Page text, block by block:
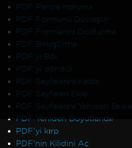
PDF Parola Koruma
PDF Formunu Düzleştir
PDF Formlarını Doldurma
PDF Birleştirme
PDF'yi Böl
PDF'yi döndür
PDF Sayfalarını Kaldır
PDF Sayfaları Ekle
PDF Sayfalarını Yeniden Sırala
PDF Yeniden Boyutlandır
PDF'yi kırp
PDF'nin Kilidini Aç